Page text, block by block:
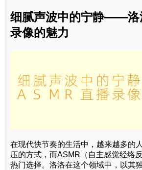
细腻声波中的宁静——洛
录像的魅力
在现代快节奏的生活中，越来越多的
压的方式，而ASMR（自主感觉经络
热门选择。洛洛在这个领域中，以其